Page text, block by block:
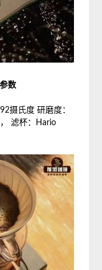
数
摄氏度 研磨度：
滤杯：Hario